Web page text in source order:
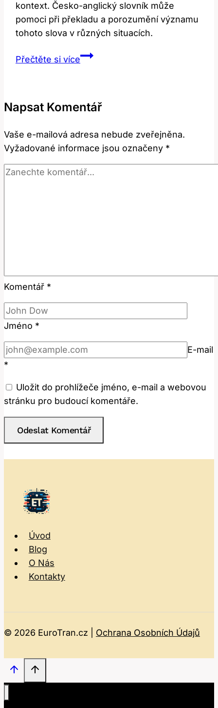
kontext. Česko-anglický slovník může
pomoci při překladu a porozumění významu
tohoto slova v různých situacích.
Přečtěte si víceUprchnout:
v
Českém
Slovníku?
Napsat Komentář
Vaše e-mailová adresa nebude zveřejněna.
Vyžadované informace jsou označeny *
Komentář *
Jméno *
E-mail
*
Uložit do prohlížeče jméno, e-mail a webovou
stránku pro budoucí komentáře.
Úvod
Blog
O Nás
Kontakty
© 2026 EuroTran.cz | Ochrana Osobních Údajů